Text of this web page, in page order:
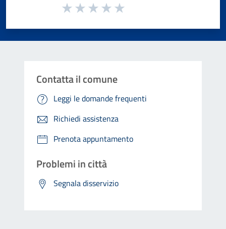
Valuta da 1 a 5 stelle la pagina
Contatta il comune
Leggi le domande frequenti
Richiedi assistenza
Prenota appuntamento
Problemi in città
Segnala disservizio